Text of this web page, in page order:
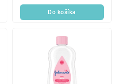
Do košíka